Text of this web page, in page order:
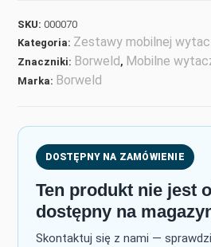
SKU:000070
Kategoria: Zestawy mobilnej
Znaczniki: Borweld , Mobilne
Marka: Borweld
DOSTĘPNY NA ZAMÓWIENIE
Ten produkt nie jest
dostępny na
Skontaktuj się z nami —